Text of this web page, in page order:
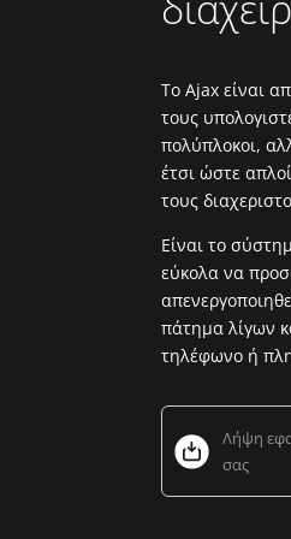
Το Ajax είναι
τους
πολύπλοκοι,
έτσι ώστε
τους
Είναι το
εύκολα να
πάτημα λίγων
τηλέφωνο ή
Λήψη
σας